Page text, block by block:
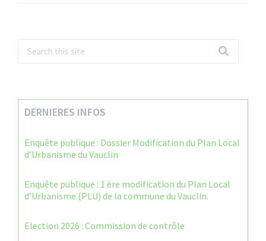
DERNIERES INFOS
Enquête publique : Dossier Modification du Plan Local
d’Urbanisme du Vauclin
Enquête publique : 1 ère modification du Plan Local
d’Urbanisme (PLU) de la commune du Vauclin.
Election 2026 : Commission de contrôle